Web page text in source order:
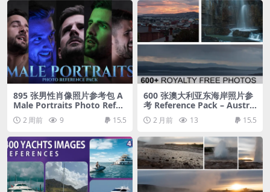
895 张男性肖像照片参考包 A
Male Portraits Photo Refer
ence Pack for Artists 895 J
PEGs noAI
2 周前 9 15.5
600 张澳大利亚东海岸照片参
考 Reference Pack – Austral
ia – Part 02
2 月前 13 15.5